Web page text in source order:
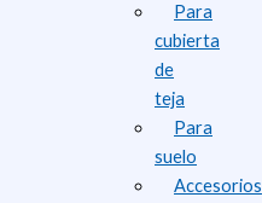
Para
cubierta
de
teja
Para
suelo
Accesorios